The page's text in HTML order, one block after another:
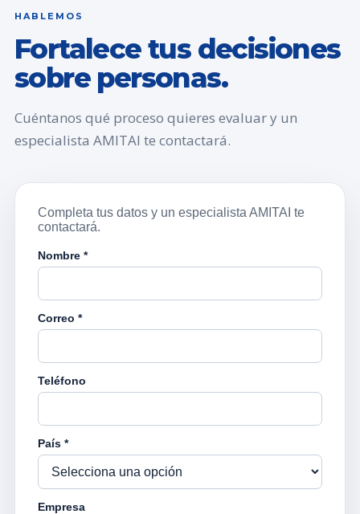
HABLEMOS
Fortalece tus decisiones
sobre personas.
Cuéntanos qué proceso quieres evaluar y un
especialista AMITAI te contactará.